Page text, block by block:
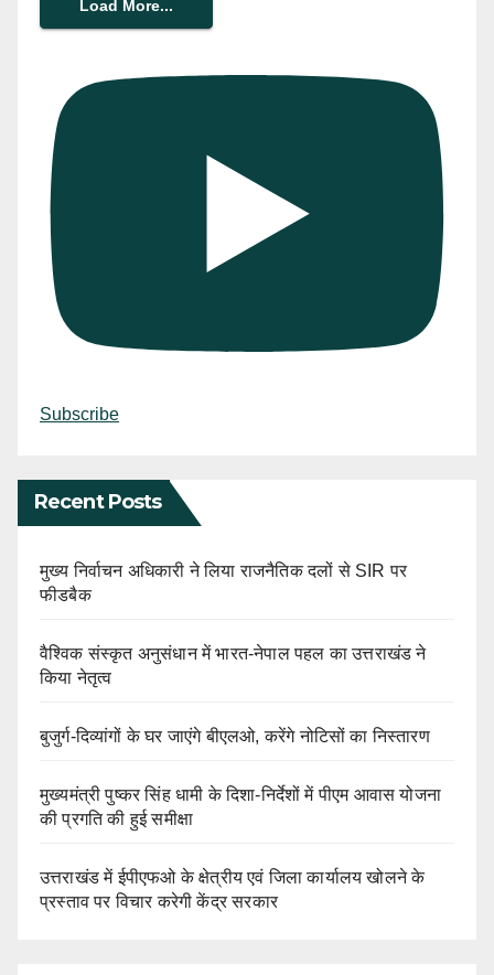
Load More...
Subscribe
Recent Posts
मुख्य निर्वाचन अधिकारी ने लिया राजनैतिक दलों से SIR पर
फीडबैक
वैश्विक संस्कृत अनुसंधान में भारत-नेपाल पहल का उत्तराखंड ने
किया नेतृत्व
बुजुर्ग-दिव्यांगों के घर जाएंगे बीएलओ, करेंगे नोटिसों का निस्तारण
मुख्यमंत्री पुष्कर सिंह धामी के दिशा-निर्देशों में पीएम आवास योजना
की प्रगति की हुई समीक्षा
उत्तराखंड में ईपीएफओ के क्षेत्रीय एवं जिला कार्यालय खोलने के
प्रस्ताव पर विचार करेगी केंद्र सरकार